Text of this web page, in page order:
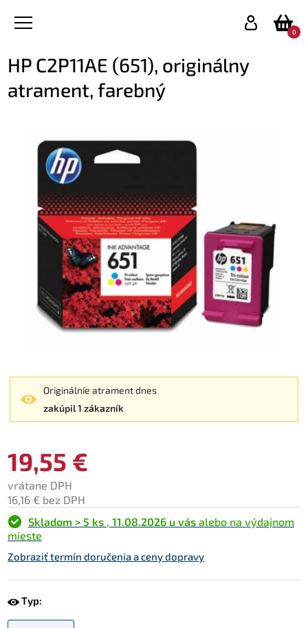
0
HP C2P11AE (651), originálny
atrament, farebný
Originálníe atrament dnes
zakúpil 1 zákazník
19,55 €
vrátane DPH
16,16 € bez DPH
Skladom > 5 ks , 11.08.2026 u vás alebo na výdajnom
mieste
Zobraziť termín doručenia a ceny dopravy
Typ: